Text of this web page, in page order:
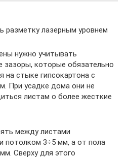
разметку лазерным уровнем
нужно учитывать
которые обязательно
на стыке гипсокартона с
При усадке дома они не
листам о более жесткие
между листами
потолком 3÷5 мм, а от пола
Сверху для этого